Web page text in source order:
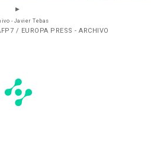
- Javier Tebas
/ EUROPA PRESS - ARCHIVO